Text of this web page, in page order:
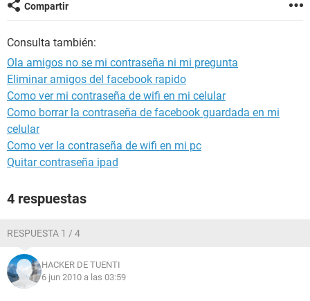
Compartir
Consulta también:
Ola amigos no se mi contraseña ni mi pregunta
Eliminar amigos del facebook rapido
Como ver mi contraseña de wifi en mi celular
Como borrar la contraseña de facebook guardada en mi
celular
Como ver la contraseña de wifi en mi pc
Quitar contraseña ipad
4 respuestas
RESPUESTA 1 / 4
HACKER DE TUENTI
6 jun 2010 a las 03:59